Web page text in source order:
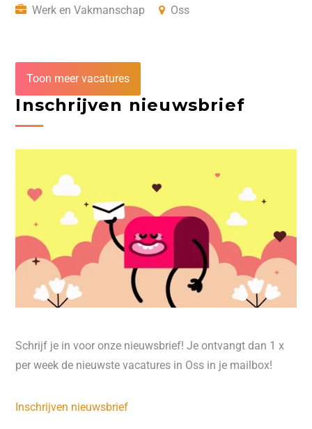
Werk en Vakmanschap
Oss
Toon meer vacatures
Inschrijven nieuwsbrief
Schrijf je in voor onze nieuwsbrief! Je ontvangt dan 1 x
per week de nieuwste vacatures in Oss in je mailbox!
Inschrijven nieuwsbrief